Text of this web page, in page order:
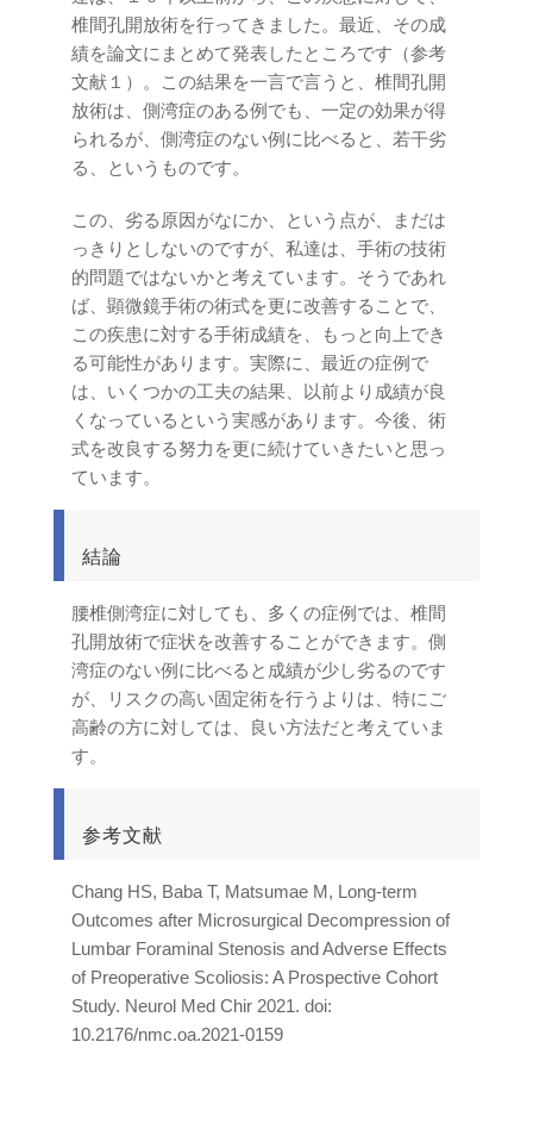
椎間孔開放術を行ってきました。最近、その成
績を論文にまとめて発表したところです（参考
文献１）。この結果を一言で言うと、椎間孔開
放術は、側湾症のある例でも、一定の効果が得
られるが、側湾症のない例に比べると、若干劣
る、というものです。
この、劣る原因がなにか、という点が、まだは
っきりとしないのですが、私達は、手術の技術
的問題ではないかと考えています。そうであれ
ば、顕微鏡手術の術式を更に改善することで、
この疾患に対する手術成績を、もっと向上でき
る可能性があります。実際に、最近の症例で
は、いくつかの工夫の結果、以前より成績が良
くなっているという実感があります。今後、術
式を改良する努力を更に続けていきたいと思っ
ています。
結論
腰椎側湾症に対しても、多くの症例では、椎間
孔開放術で症状を改善することができます。側
湾症のない例に比べると成績が少し劣るのです
が、リスクの高い固定術を行うよりは、特にご
高齢の方に対しては、良い方法だと考えていま
す。
参考文献
Chang HS, Baba T, Matsumae M, Long-term
Outcomes after Microsurgical Decompression of
Lumbar Foraminal Stenosis and Adverse Effects
of Preoperative Scoliosis: A Prospective Cohort
Study. Neurol Med Chir 2021. doi:
10.2176/nmc.oa.2021-0159